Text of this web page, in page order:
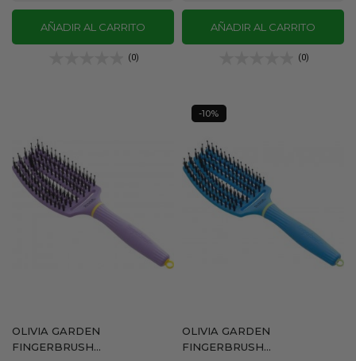
AÑADIR AL CARRITO
(0)
AÑADIR AL CARRITO
(0)
OLIVIA GARDEN
FINGERBRUSH...
OLIVIA GARDEN
FINGERBRUSH...
-10%